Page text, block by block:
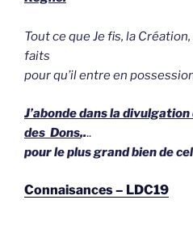
Tout ce que Je fis, la
faits
pour qu’il entre en
J’abonde dans la
des Dons,...
pour le plus grand bien de
Connaisances – LDC19